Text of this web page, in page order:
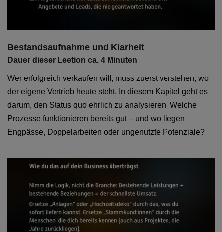
Bestandsaufnahme und Klarheit
Dauer dieser Leetion ca. 4 Minuten
Wer erfolgreich verkaufen will, muss zuerst verstehen, wo
der eigene Vertrieb heute steht. In diesem Kapitel geht es
darum, den Status quo ehrlich zu analysieren: Welche
Prozesse funktionieren bereits gut – und wo liegen
Engpässe, Doppelarbeiten oder ungenutzte Potenziale?